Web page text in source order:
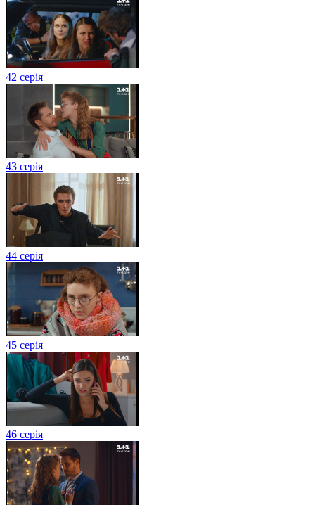
42 серія
43 серія
44 серія
45 серія
46 серія